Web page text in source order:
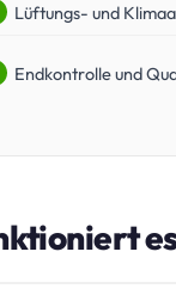
Lüftungs- und
Endkontrolle und